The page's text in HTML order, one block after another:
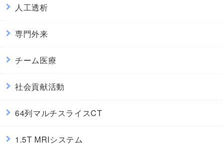
人工透析
専門外来
チーム医療
社会貢献活動
64列マルチスライスCT
1.5T MRIシステム